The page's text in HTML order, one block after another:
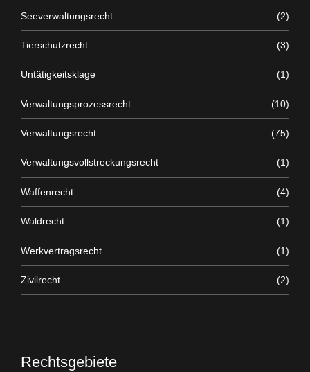
Seeverwaltungsrecht (2)
Tierschutzrecht (3)
Untätigkeitsklage (1)
Verwaltungsprozessrecht (10)
Verwaltungsrecht (75)
Verwaltungsvollstreckungsrecht (1)
Waffenrecht (4)
Waldrecht (1)
Werkvertragsrecht (1)
Zivilrecht (2)
Rechtsgebiete